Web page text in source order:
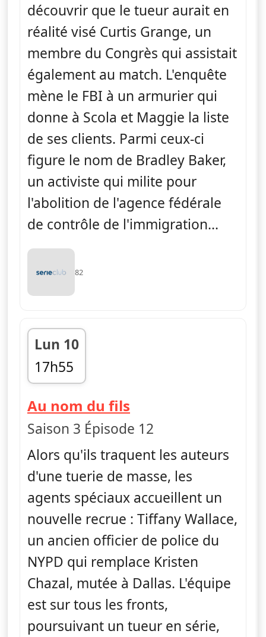
découvrir que le tueur aurait en
réalité visé Curtis Grange, un
membre du Congrès qui assistait
également au match. L'enquête
mène le FBI à un armurier qui
donne à Scola et Maggie la liste
de ses clients. Parmi ceux-ci
figure le nom de Bradley Baker,
un activiste qui milite pour
l'abolition de l'agence fédérale
de contrôle de l'immigration...
82
Lun 10
17h55
fin 18h40
Au nom du fils
Saison 3 Épisode 12
Alors qu'ils traquent les auteurs
d'une tuerie de masse, les
agents spéciaux accueillent un
nouvelle recrue : Tiffany Wallace,
un ancien officier de police du
NYPD qui remplace Kristen
Chazal, mutée à Dallas. L'équipe
est sur tous les fronts,
poursuivant un tueur en série,